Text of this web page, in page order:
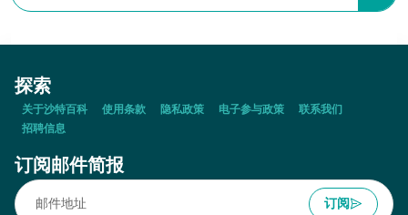
探索
关于沙特百科 使用条款 隐私政策 电子参与政策
联系我们
招聘信息
订阅邮件简报
订阅